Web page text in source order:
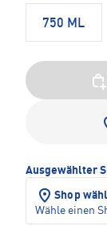
750 ML
Ausgewählter
Shop
Wähle einen